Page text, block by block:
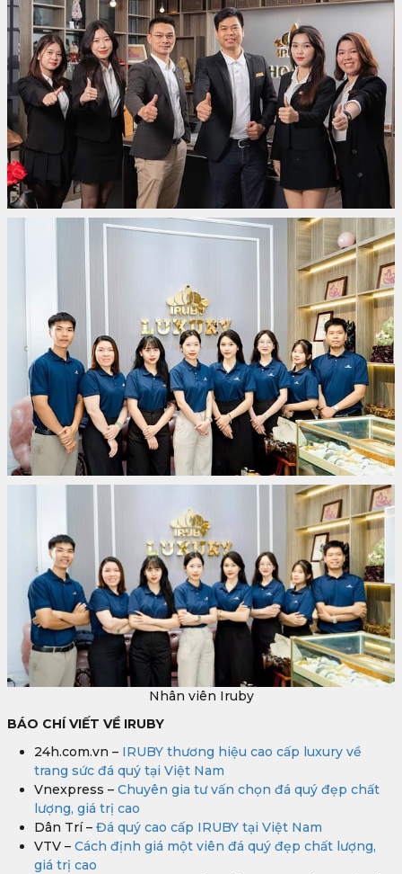
Nhân viên Iruby
BÁO CHÍ VIẾT VỀ IRUBY
24h.com.vn – IRUBY thương hiệu cao cấp luxury về
trang sức đá quý tại Việt Nam
Vnexpress – Chuyên gia tư vấn chọn đá quý đẹp chất
lượng, giá trị cao
Dân Trí – Đá quý cao cấp IRUBY tại Việt Nam
VTV – Cách định giá một viên đá quý đẹp chất lượng,
giá trị cao